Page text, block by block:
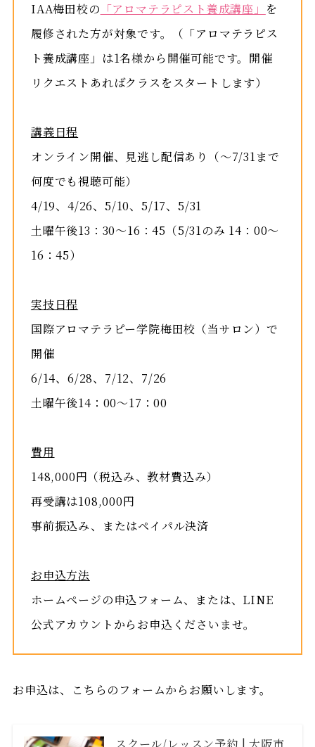
IAA梅田校の 「アロマテラピスト養成講座」 を
履修された方が対象です。（「アロマテラピス
ト養成講座」は1名様から開催可能です。開催
リクエストあればクラスをスタートします）
講義日程
オンライン開催、見逃し配信あり（～7/31まで
何度でも視聴可能）
4/19、4/26、5/10、5/17、5/31
土曜午後13：30～16：45（5/31のみ 14：00～
16：45）
実技日程
国際アロマテラピー学院梅田校（当サロン）で
開催
6/14、6/28、7/12、7/26
土曜午後14：00～17：00
費用
148,000円（税込み、教材費込み）
再受講は108,000円
事前振込み、またはペイパル決済
お申込方法
ホームページの申込フォーム、または、LINE
公式アカウントからお申込くださいませ。
お申込は、こちらのフォームからお願いします。
スクール/レッスン予約 | 大阪市